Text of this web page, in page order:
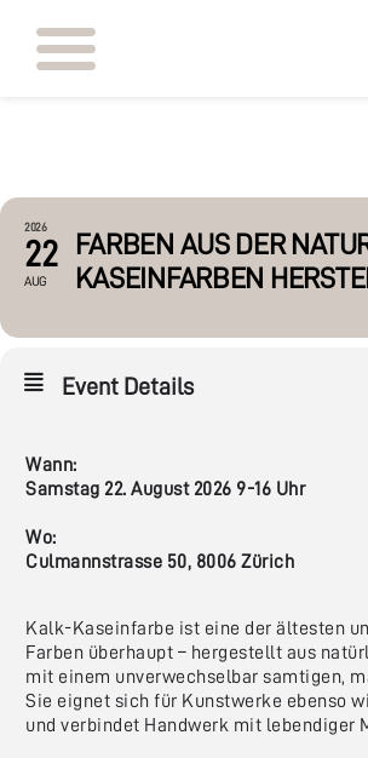
2026
22
AUG
FARBEN AUS DER
KASEINFARBEN
Event Details
Wann:
Samstag 22. August 2026 9-16 Uhr
Wo:
Culmannstrasse 50, 8006 Zürich
Kalk-Kaseinfarbe ist eine der ältesten
Farben überhaupt – hergestellt aus
mit einem unverwechselbar samtigen,
Sie eignet sich für Kunstwerke ebenso
und verbindet Handwerk mit lebendiger